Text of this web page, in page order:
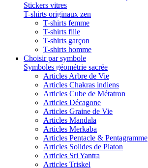
Stickers vitres
T-shirts originaux zen
T-shirts femme
T-shirts fille
T-shirts garçon
T-shirts homme
Choisir par symbole
Symboles géométrie sacrée
Articles Arbre de Vie
Articles Chakras indiens
Articles Cube de Métatron
Articles Décagone
Articles Graine de Vie
Articles Mandala
Articles Merkaba
Articles Pentacle & Pentagramme
Articles Solides de Platon
Articles Sri Yantra
Articles Triskel